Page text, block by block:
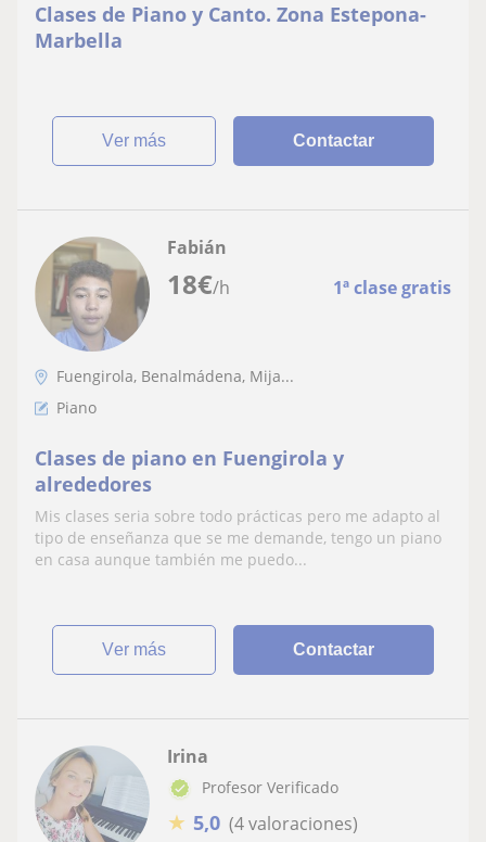
Clases de Piano y Canto. Zona Estepona-
Marbella
ver más Contactar
18€/h 1ª clase gratis
Fabián
Fuengirola, Benalmádena, Mija...
Piano
Clases de piano en Fuengirola y
alrededores
Mis clases seria sobre todo prácticas pero me adapto al
tipo de enseñanza que se me demande, tengo un piano
en casa aunque también me puedo...
ver más Contactar
Irina
Profesor Verificado
★ 5,0 (4 valoraciones)